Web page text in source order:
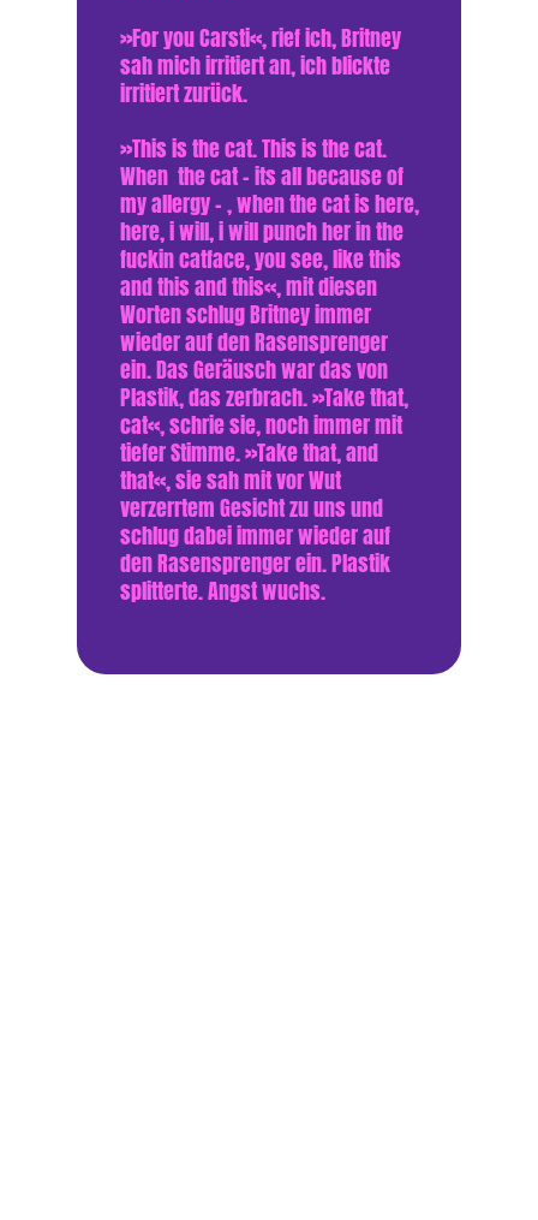
»For you Carsti«, rief ich, Britney
sah mich irritiert an, ich blickte
irritiert zurück.
»This is the cat. This is the cat.
When the cat – its all because of
my allergy – , when the cat is here,
here, i will, i will punch her in the
fuckin catface, you see, like this
and this and this«, mit diesen
Worten schlug Britney immer
wieder auf den Rasensprenger
ein. Das Geräusch war das von
Plastik, das zerbrach. »Take that,
cat«, schrie sie, noch immer mit
tiefer Stimme. »Take that, and
that«, sie sah mit vor Wut
verzerrtem Gesicht zu uns und
schlug dabei immer wieder auf
den Rasensprenger ein. Plastik
splitterte. Angst wuchs.